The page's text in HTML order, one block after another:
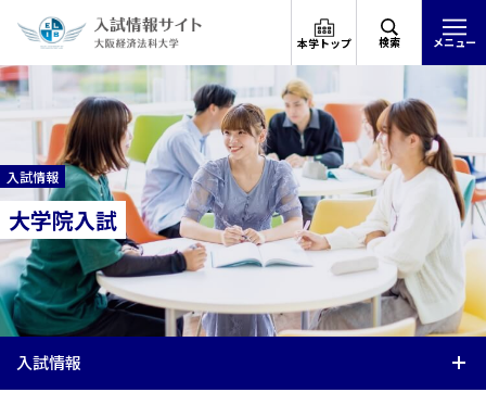
本学トップ 検索 メニュー
入試情報
大学院入試
入試情報